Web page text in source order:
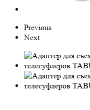
Previous
Next